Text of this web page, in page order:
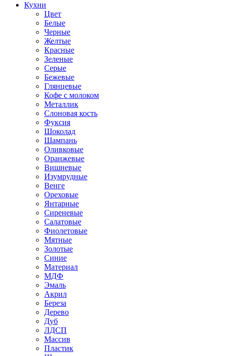
Кухни
Цвет
Белые
Черные
Желтые
Красные
Зеленые
Серые
Бежевые
Глянцевые
Кофе с молоком
Металлик
Слоновая кость
Фуксия
Шоколад
Шампань
Оливковые
Оранжевые
Вишневые
Изумрудные
Венге
Ореховые
Янтарные
Сиреневые
Салатовые
Фиолетовые
Мятные
Золотые
Синие
Материал
МДФ
Эмаль
Акрил
Береза
Дерево
Дуб
ЛДСП
Массив
Пластик